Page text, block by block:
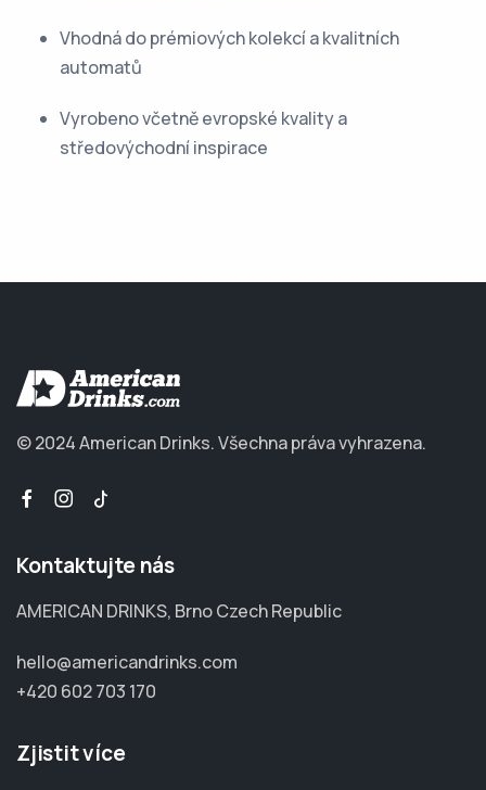
Vhodná do prémiových kolekcí a kvalitních
automatů
Vyrobeno včetně evropské kvality a
středovýchodní inspirace
© 2024 American Drinks.Všechna práva vyhrazena.
Kontaktujte nás
AMERICAN DRINKS, Brno Czech Republic
hello@americandrinks.com
+420 602 703 170
Zjistit více